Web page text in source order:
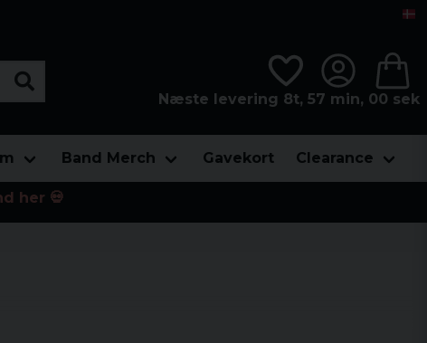
Næste levering 8t, 56 min, 59 sek
Band Merch Gavekort Clearance
her 💀